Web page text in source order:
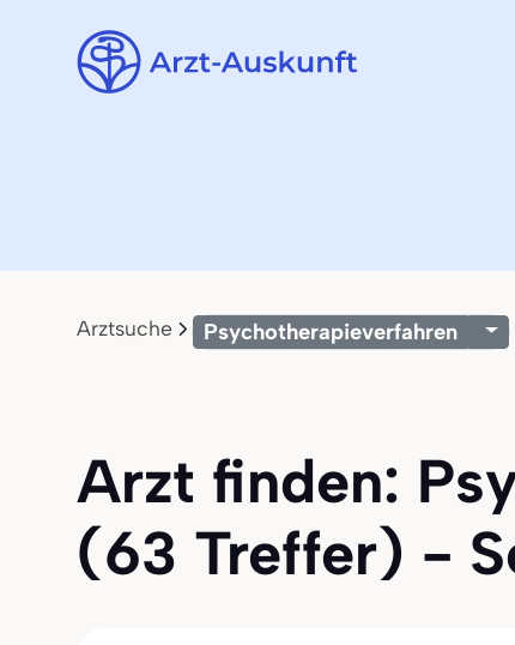
Arztsuche Psychotherapieverfahren
Arzt finden:
(63 Treffer) -